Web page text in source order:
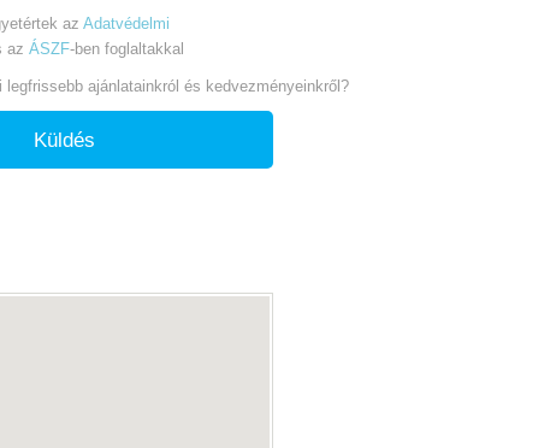
azAdatvédelmi
azÁSZF-ben foglaltakkal
legfrissebb ajánlatainkról és kedvezményeinkről?
Küldés